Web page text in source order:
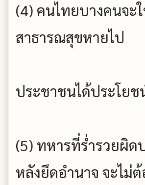
(4) คนไทยบางคนจะ
สาธารณสุขหายไป
ประชาชนได้ประโย
(5) ทหารที่ร่ำรวยผิ
หลังยึดอำนาจ จะไม่